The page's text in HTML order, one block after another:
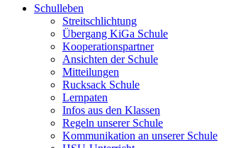
Schulleben
Streitschlichtung
Übergang KiGa Schule
Kooperationspartner
Ansichten der Schule
Mitteilungen
Rucksack Schule
Lernpaten
Infos aus den Klassen
Regeln unserer Schule
Kommunikation an unserer Schule